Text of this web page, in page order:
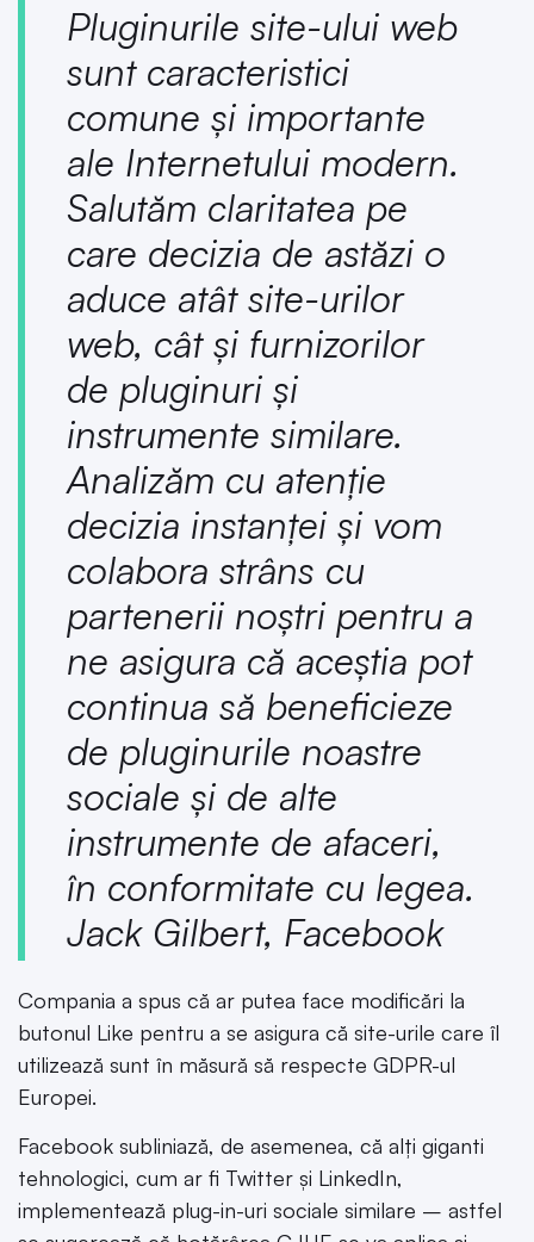
Pluginurile site-ului web
sunt caracteristici
comune și importante
ale Internetului modern.
Salutăm claritatea pe
care decizia de astăzi o
aduce atât site-urilor
web, cât și furnizorilor
de pluginuri și
instrumente similare.
Analizăm cu atenție
decizia instanței și vom
colabora strâns cu
partenerii noștri pentru a
ne asigura că aceștia pot
continua să beneficieze
de pluginurile noastre
sociale și de alte
instrumente de afaceri,
în conformitate cu legea.
Jack Gilbert, Facebook
Compania a spus că ar putea face modificări la
butonul Like pentru a se asigura că site-urile care îl
utilizează sunt în măsură să respecte GDPR-ul
Europei.
Facebook subliniază, de asemenea, că alți giganti
tehnologici, cum ar fi Twitter și LinkedIn,
implementează plug-in-uri sociale similare – astfel